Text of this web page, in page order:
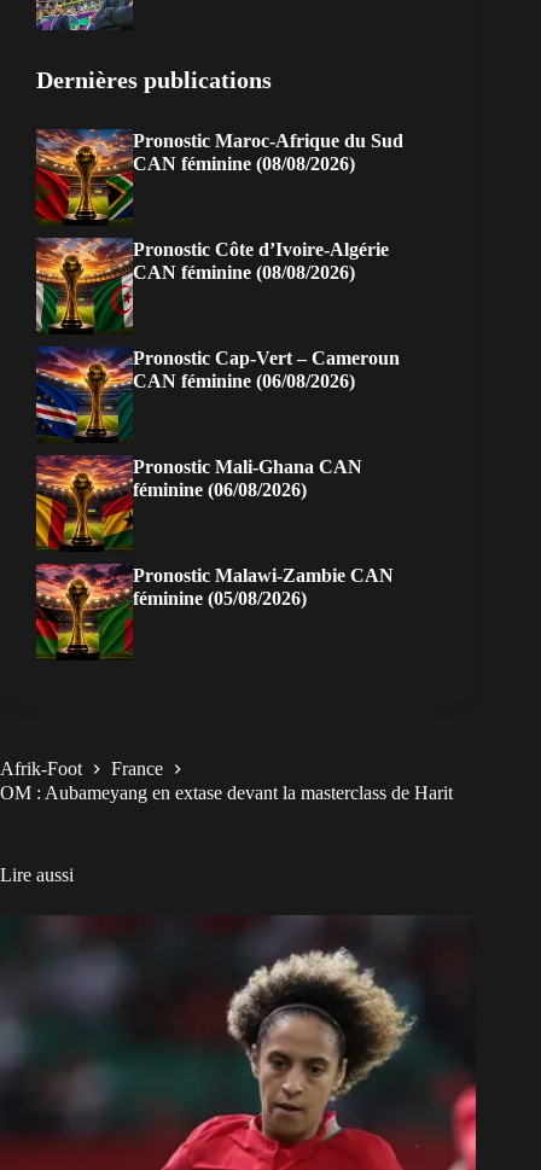
Dernières publications
Pronostic Maroc-Afrique du Sud
CAN féminine (08/08/2026)
Pronostic Côte d’Ivoire-Algérie
CAN féminine (08/08/2026)
Pronostic Cap-Vert – Cameroun
CAN féminine (06/08/2026)
Pronostic Mali-Ghana CAN
féminine (06/08/2026)
Pronostic Malawi-Zambie CAN
féminine (05/08/2026)
Afrik-Foot
France
OM : Aubameyang en extase devant la masterclass de Harit
Lire aussi